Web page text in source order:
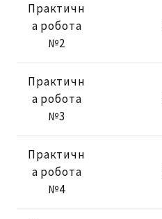
Практичн
а робота
№2
Практичн
а робота
№3
Практичн
а робота
№4